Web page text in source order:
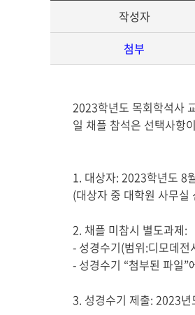
작성자
첨부
게
시
문
2023학년도 목회학석사
일 채플 참석은 선택사항
1. 대상자: 2023학년도 8
(대상자 중 대학원 사무
2. 채플 미참시 별도과제:
- 성경수기(범위:디모데전
- 성경수기 “첨부된 파일”
3. 성경수기 제출: 2023년